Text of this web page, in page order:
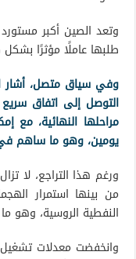
وتعد الصين أكبر
طلبها عاملًا مؤثرًا
وفي سياق متصل، أشار
التوصل إلى اتفاق
مراحلها النهائية، مع
يومين، وهو ما ساهم في
ورغم هذا التراجع، لا
من بينها استمرار
النفطية الروسية، وهو
وانخفضت معدلات